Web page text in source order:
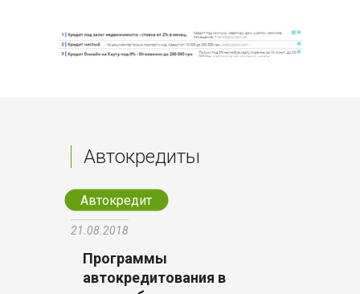
Автокредиты
Автокредит
21.08.2018
Программы
автокредитования в